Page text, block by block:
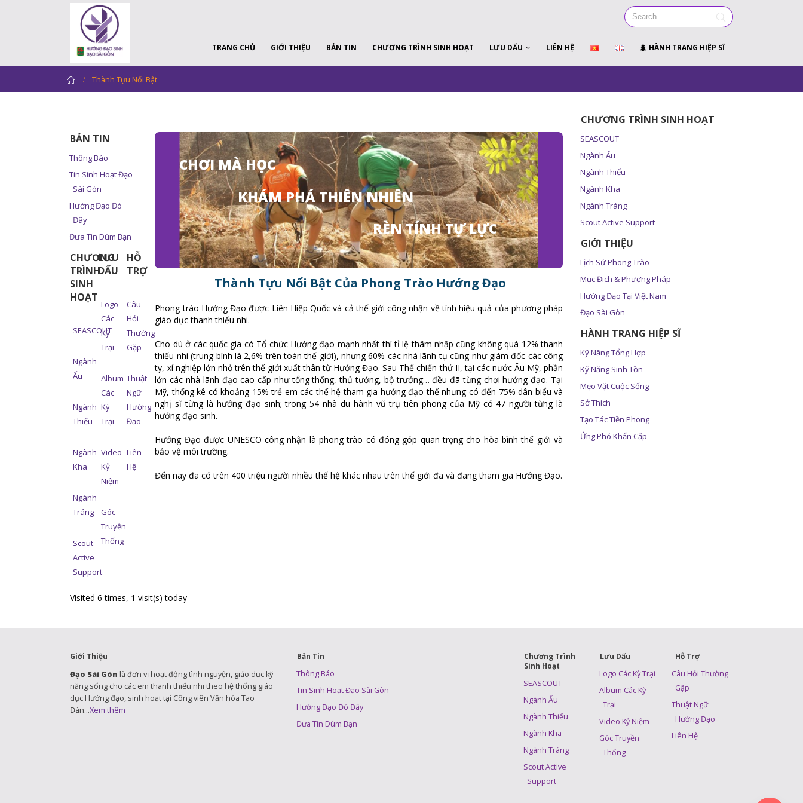
TRANG CHỦ GIỚI THIỆU BẢN TIN CHƯƠNG TRÌNH SINH HOẠT LƯU DẤU LIÊN HỆ HÀNH TRANG HIỆP SĨ
Home
Thành Tựu Nổi Bật
BẢN TIN
Thông Báo
Tin Sinh Hoạt Đạo
Sài Gòn
Hướng Đạo Đó
Đây
Đưa Tin Dùm Bạn
CHƯƠNG
TRÌNH
SINH
HOẠT
SEASCOUT
Ngành
Ấu
Ngành
Thiếu
Ngành
Kha
Ngành
Tráng
Scout
Active
Support
LƯU
DẤU
Logo
Các
Kỳ
Trại
Album
Các
Kỳ
Trại
Video
Kỷ
Niệm
Góc
Truyền
Thống
HỖ
TRỢ
Câu
Hỏi
Thường
Gặp
Thuật
Ngữ
Hướng
Đạo
Liên
Hệ
RÈN TÍNH TỰ LỰC
KHÁM PHÁ THIÊN NHIÊN
CHƠI MÀHỌC
Thành Tựu Nổi Bật Của Phong Trào Hướng Đạo
Phong trào Hướng Đạo được Liên Hiệp Quốc và cả thế giới công nhận về tính hiệu quả của phương pháp
giáo dục thanh thiếu nhi.
Cho dù ở các quốc gia có Tổ chức Hướng đạo mạnh nhất thì tỉ lệ thâm nhập cũng không quá 12% thanh
thiếu nhi (trung bình là 2,6% trên toàn thế giới), nhưng 60% các nhà lãnh tụ cũng như giám đốc các công
ty, xí nghiệp lớn nhỏ trên thế giới xuất thân từ Hướng Đạo. Sau Thế chiến thứ II, tại các nước Âu Mỹ, phần
lớn các nhà lãnh đạo cao cấp như tổng thống, thủ tướng, bộ trưởng… đều đã từng chơi hướng đạo. Tại
Mỹ, thống kê có khoảng 15% trẻ em các thế hệ tham gia hướng đạo thế nhưng có đến 75% dân biểu và
nghị sĩ từng là hướng đạo sinh; trong 54 nhà du hành vũ trụ tiên phong của Mỹ có 47 người từng là
hướng đạo sinh.
Hướng Đạo được UNESCO công nhận là phong trào có đóng góp quan trọng cho hòa bình thế giới và
bảo vệ môi trường.
Đến nay đã có trên 400 triệu người nhiều thế hệ khác nhau trên thế giới đã và đang tham gia Hướng Đạo.
Visited 6 times, 1 visit(s) today
CHƯƠNG TRÌNH SINH HOẠT
SEASCOUT
Ngành Ấu
Ngành Thiếu
Ngành Kha
Ngành Tráng
Scout Active Support
GIỚI THIỆU
Lịch Sử Phong Trào
Mục Đich & Phương Pháp
Hướng Đạo Tại Việt Nam
Đạo Sài Gòn
HÀNH TRANG HIỆP SĨ
Kỹ Năng Tổng Hợp
Kỹ Năng Sinh Tồn
Mẹo Vặt Cuộc Sống
Sở Thích
Tạo Tác Tiền Phong
Ứng Phó Khẩn Cấp
Giới Thiệu
Đạo Sài Gòn là đơn vị hoạt động tình nguyện, giáo dục kỹ
năng sống cho các em thanh thiếu nhi theo hệ thống giáo
dục Hướng đạo, sinh hoạt tại Công viên Văn hóa Tao
Đàn...Xem thêm
Bản Tin
Thông Báo
Tin Sinh Hoạt Đạo Sài Gòn
Hướng Đạo Đó Đây
Đưa Tin Dùm Bạn
Chương Trình
Sinh Hoạt
SEASCOUT
Ngành Ấu
Ngành Thiếu
Ngành Kha
Ngành Tráng
Scout Active
Support
Lưu Dấu
Logo Các Kỳ Trại
Album Các Kỳ
Trại
Video Kỷ Niệm
Góc Truyền
Thống
Hỗ Trợ
Câu Hỏi Thường
Gặp
Thuật Ngữ
Hướng Đạo
Liên Hệ